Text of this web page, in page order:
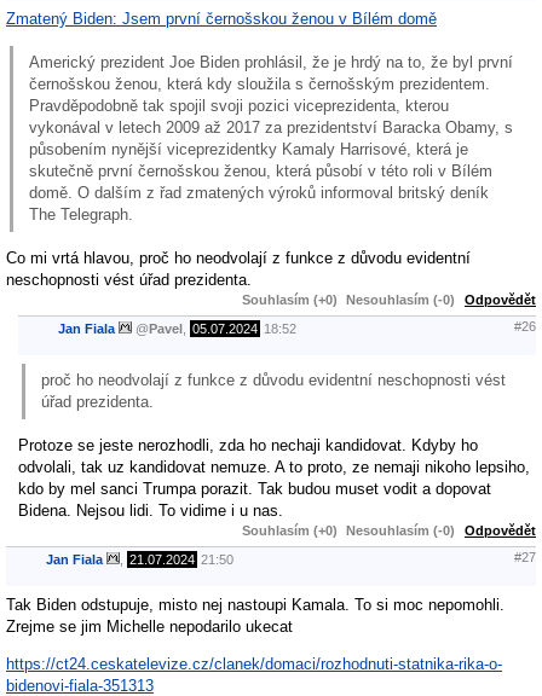
Zmatený Biden: Jsem první černošskou ženou v Bílém domě
Americký prezident Joe Biden prohlásil, že je hrdý na to, že byl první
černošskou ženou, která kdy sloužila s černošským prezidentem.
Pravděpodobně tak spojil svoji pozici viceprezidenta, kterou
vykonával v letech 2009 až 2017 za prezidentství Baracka Obamy, s
působením nynější viceprezidentky Kamaly Harrisové, která je
skutečně první černošskou ženou, která působí v této roli v Bílém
domě. O dalším z řad zmatených výroků informoval britský deník
The Telegraph.
Co mi vrtá hlavou, proč ho neodvolají z funkce z důvodu evidentní
neschopnosti vést úřad prezidenta.
Souhlasím (+0) Nesouhlasím (-0) Odpovědět
Jan Fiala @Pavel 05.07.2024 18:52 #26
proč ho neodvolají z funkce z důvodu evidentní neschopnosti vést
úřad prezidenta.
Protoze se jeste nerozhodli, zda ho nechaji kandidovat. Kdyby ho
odvolali, tak uz kandidovat nemuze. A to proto, ze nemaji nikoho lepsiho,
kdo by mel sanci Trumpa porazit. Tak budou muset vodit a dopovat
Bidena. Nejsou lidi. To vidime i u nas.
Souhlasím (+0) Nesouhlasím (-0) Odpovědět
Jan Fiala 21.07.2024 21:50 #27
Tak Biden odstupuje, misto nej nastoupi Kamala. To si moc nepomohli.
Zrejme se jim Michelle nepodarilo ukecat
https://ct24.ceskatelevize.cz/clanek/domaci/rozhodnuti-statnika-rika-o-
bidenovi-fiala-351313